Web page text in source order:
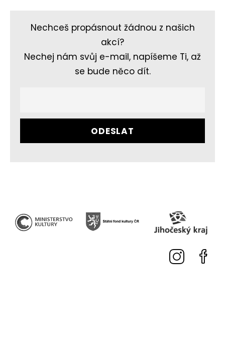
Nechceš propásnout žádnou z našich
akcí?
Nechej nám svůj e-mail, napíšeme Ti, až
se bude něco dít.